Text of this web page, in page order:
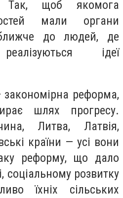
Так, щоб якомога
мали органи
до людей, де
ідеї
закономірна реформа,
шлях прогресу.
Литва, Латвія,
країни — усі вони
реформу, що дало
соціальному розвитку
їхніх сільських